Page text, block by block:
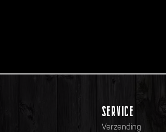
SERVICE
Verzending